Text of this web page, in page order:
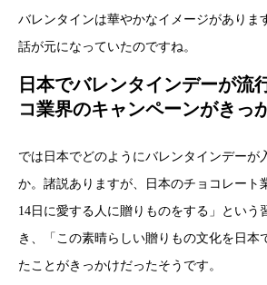
バレンタインは華やかなイメージがありま
話が元になっていたのですね。
日本でバレンタインデーが流
コ業界のキャンペーンがきっ
では日本でどのようにバレンタインデーが
か。諸説ありますが、日本のチョコレート
14日に愛する人に贈りものをする」という
き、「この素晴らしい贈りもの文化を日本
たことがきっかけだったそうです。